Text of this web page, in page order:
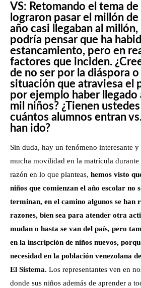
VS: Retomando el tema
lograron pasar el millón
año casi llegaban al
podría pensar que ha
estancamiento, pero en
factores que inciden.
de no ser por la diáspora o
situación que atraviesa el
por ejemplo haber
mil niños? ¿Tienen
cuántos alumnos entran
han ido?
Sin duda, hay un fenómeno interesante y
mucha movilidad en la matrícula
razón en lo que planteas, hemos visto
niños que comienzan el año escolar no
terminan, en el camino algunos se han
razones, bien sea para atender otra
mudan o hasta se van del país, pero
en la inscripción de niños nuevos,
necesidad en la población venezolana
El Sistema. Los representantes ven en
donde sus niños además de aprender a